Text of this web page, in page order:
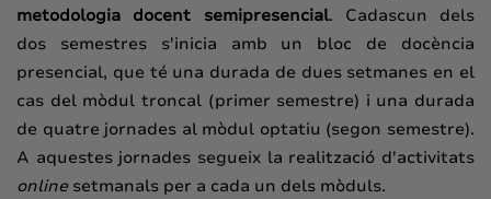
metodologia docent semipresencial. Cadascun dels
dos semestres s'inicia amb un bloc de docència
presencial, que té una durada de dues setmanes en el
cas del mòdul troncal (primer semestre) i una durada
de quatre jornades al mòdul optatiu (segon semestre).
A aquestes jornades segueix la realització d'activitats
online setmanals per a cada un dels mòduls.